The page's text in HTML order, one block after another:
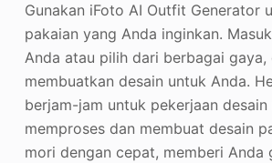
Gunakan iFoto AI Outfit Generator
pakaian yang Anda inginkan.
Anda atau pilih dari berbagai gaya,
membuatkan desain untuk Anda.
berjam-jam untuk pekerjaan desain
memproses dan membuat desain
mori dengan cepat, memberi Anda